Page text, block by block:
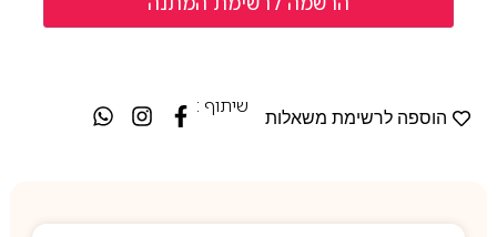
הוספה לרשימת משאלות
שיתוף :